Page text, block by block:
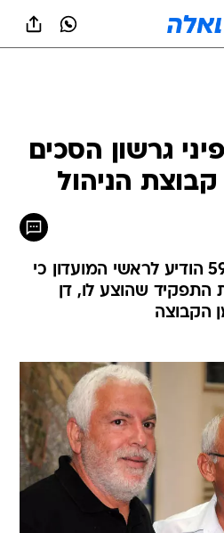
גרשון הסכים
הניהול
מאמן הכדורסל בן ה-59 הודיע לראשי המועדון כי
התפקיד שהוצע לו, דן
הקבוצה